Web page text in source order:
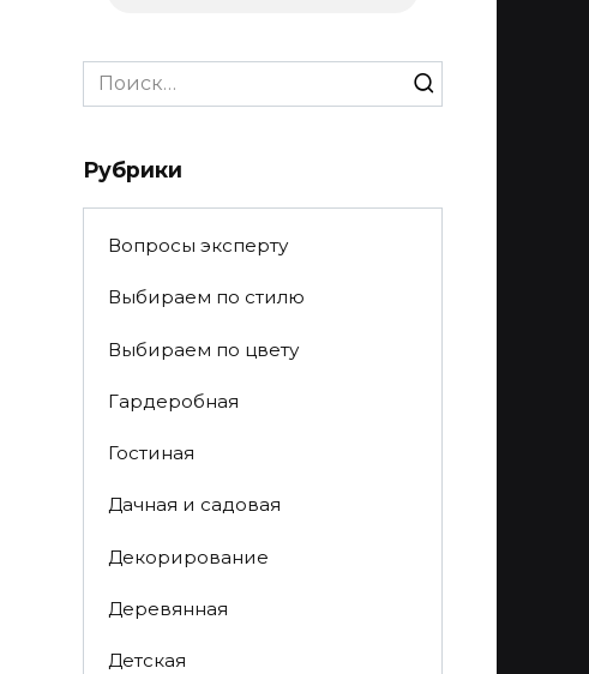
Search
for:
Рубрики
Вопросы эксперту
Выбираем по стилю
Выбираем по цвету
Гардеробная
Гостиная
Дачная и садовая
Декорирование
Деревянная
Детская